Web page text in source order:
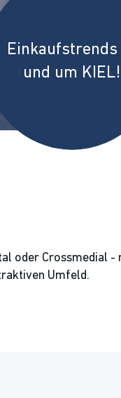
Einkaufstrends
und um KIEL!
oder Crossmedial -
Umfeld.